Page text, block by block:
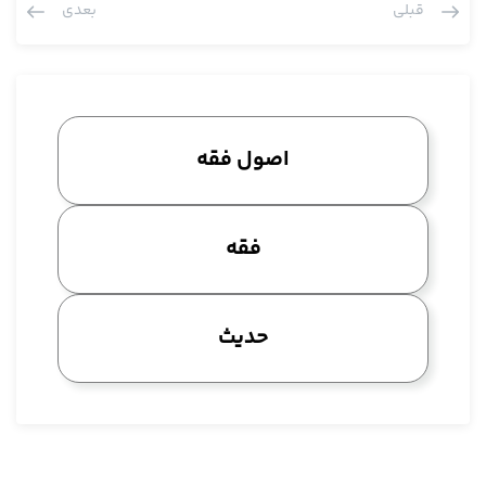
عقیده شان همین است و لذا هم غالبا با عروه خیلی جاها در عروه
این که مرادم کسانی که با ایشان موافقند، کسانی که این فتوا را
دارند ولو زمانا قبل از ایشان بودند نه کسانی که متاثر به ایشان.
مجموعه حواشی ای که بر عروه هست در ذهنم خیلی کم حاشیه
هست که آن را اماره گرفته و ما این دو سه روزه توضیحات کافی عرض
کردیم آن روایت حین یتوضا کلام راوی است، ثابت نشد کلام امام
الی الحق یا للحفظ، یک نسخه هم اقرب الی الحفظ است این هم
نسبتش به محمد ابن مسلم فعلا ثابت نشد چه برسد نسبتش به امام
سلام الله علیه، توضیحاتش را عرض کردیم و نکات فنی ای که داشت
متعرض شدیم و لذا به نظر ما اصلا اصل مطلب به لحاظ مدرکش روشن
قبلی بعدی
اصول فقه
فقه
حدیث